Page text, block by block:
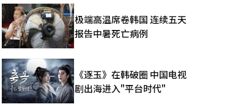
极端高温席卷韩国 连续五天
报告中暑死亡病例
《逐玉》在韩破圈 中国电视
剧出海进入"平台时代"